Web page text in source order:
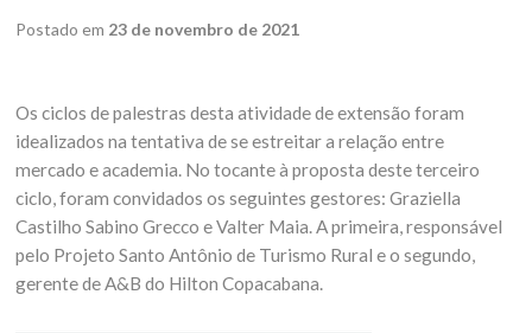
Postado em 23 de novembro de 2021
Os ciclos de palestras desta atividade de extensão foram
idealizados na tentativa de se estreitar a relação entre
mercado e academia. No tocante à proposta deste terceiro
ciclo, foram convidados os seguintes gestores: Graziella
Castilho Sabino Grecco e Valter Maia. A primeira, responsável
pelo Projeto Santo Antônio de Turismo Rural e o segundo,
gerente de A&B do Hilton Copacabana.